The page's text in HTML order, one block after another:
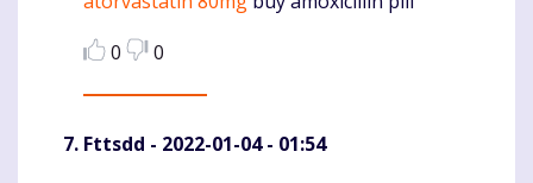
0
0
Fttsdd - 2022-01-04 - 01:54